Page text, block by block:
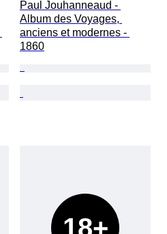
Paul Jouhanneaud -
Album des Voyages,
anciens et modernes -
1860
18+